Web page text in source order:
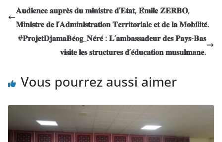
𝐀𝐮𝐝𝐢𝐞𝐧𝐜𝐞 𝐚𝐮𝐩𝐫𝐞̀𝐬 𝐝𝐮 𝐦𝐢𝐧𝐢𝐬𝐭𝐫𝐞 𝐝’𝐄𝐭𝐚𝐭, 𝐄́𝐦𝐢𝐥𝐞 𝐙𝐄𝐑𝐁𝐎,
𝐌𝐢𝐧𝐢𝐬𝐭𝐫𝐞 𝐝𝐞 𝐥’𝐀𝐝𝐦𝐢𝐧𝐢𝐬𝐭𝐫𝐚𝐭𝐢𝐨𝐧 𝐓𝐞𝐫𝐫𝐢𝐭𝐨𝐫𝐢𝐚𝐥𝐞 𝐞𝐭 𝐝𝐞 𝐥𝐚 𝐌𝐨𝐛𝐢𝐥𝐢𝐭𝐞́.
#𝐏𝐫𝐨𝐣𝐞𝐭𝐃𝐣𝐚𝐦𝐚𝐁𝐞́𝐨𝐠_𝐍𝐞́𝐫𝐞́ : 𝐋’𝐚𝐦𝐛𝐚𝐬𝐬𝐚𝐝𝐞𝐮𝐫 𝐝𝐞𝐬 𝐏𝐚𝐲𝐬-𝐁𝐚𝐬
𝐯𝐢𝐬𝐢𝐭𝐞 𝐥𝐞𝐬 𝐬𝐭𝐫𝐮𝐜𝐭𝐮𝐫𝐞𝐬 𝐝’𝐞́𝐝𝐮𝐜𝐚𝐭𝐢𝐨𝐧 𝐦𝐮𝐬𝐮𝐥𝐦𝐚𝐧𝐞.
Vous pourrez aussi aimer